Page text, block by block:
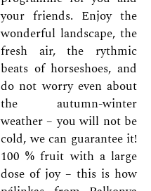
your friends. Enjoy the
wonderful landscape, the
fresh air, the rythmic
beats of horseshoes, and
do not worry even about
the autumn-winter
weather – you will not be
cold, we can guarantee it!
100 % fruit with a large
dose of joy – this is how